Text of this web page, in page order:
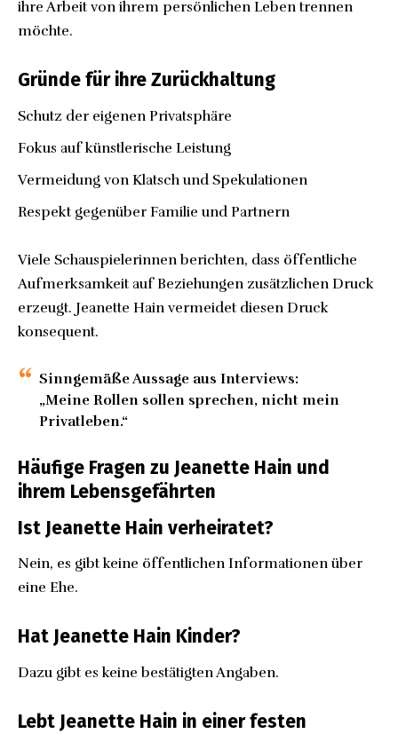
ihre Arbeit von ihrem persönlichen Leben trennen
möchte.
Gründe für ihre Zurückhaltung
Schutz der eigenen Privatsphäre
Fokus auf künstlerische Leistung
Vermeidung von Klatsch und Spekulationen
Respekt gegenüber Familie und Partnern
Viele Schauspielerinnen berichten, dass öffentliche
Aufmerksamkeit auf Beziehungen zusätzlichen Druck
erzeugt. Jeanette Hain vermeidet diesen Druck
konsequent.
Sinngemäße Aussage aus Interviews:
„Meine Rollen sollen sprechen, nicht mein
Privatleben.“
Häufige Fragen zu Jeanette Hain und
ihrem Lebensgefährten
Ist Jeanette Hain verheiratet?
Nein, es gibt keine öffentlichen Informationen über
eine Ehe.
Hat Jeanette Hain Kinder?
Dazu gibt es keine bestätigten Angaben.
Lebt Jeanette Hain in einer festen